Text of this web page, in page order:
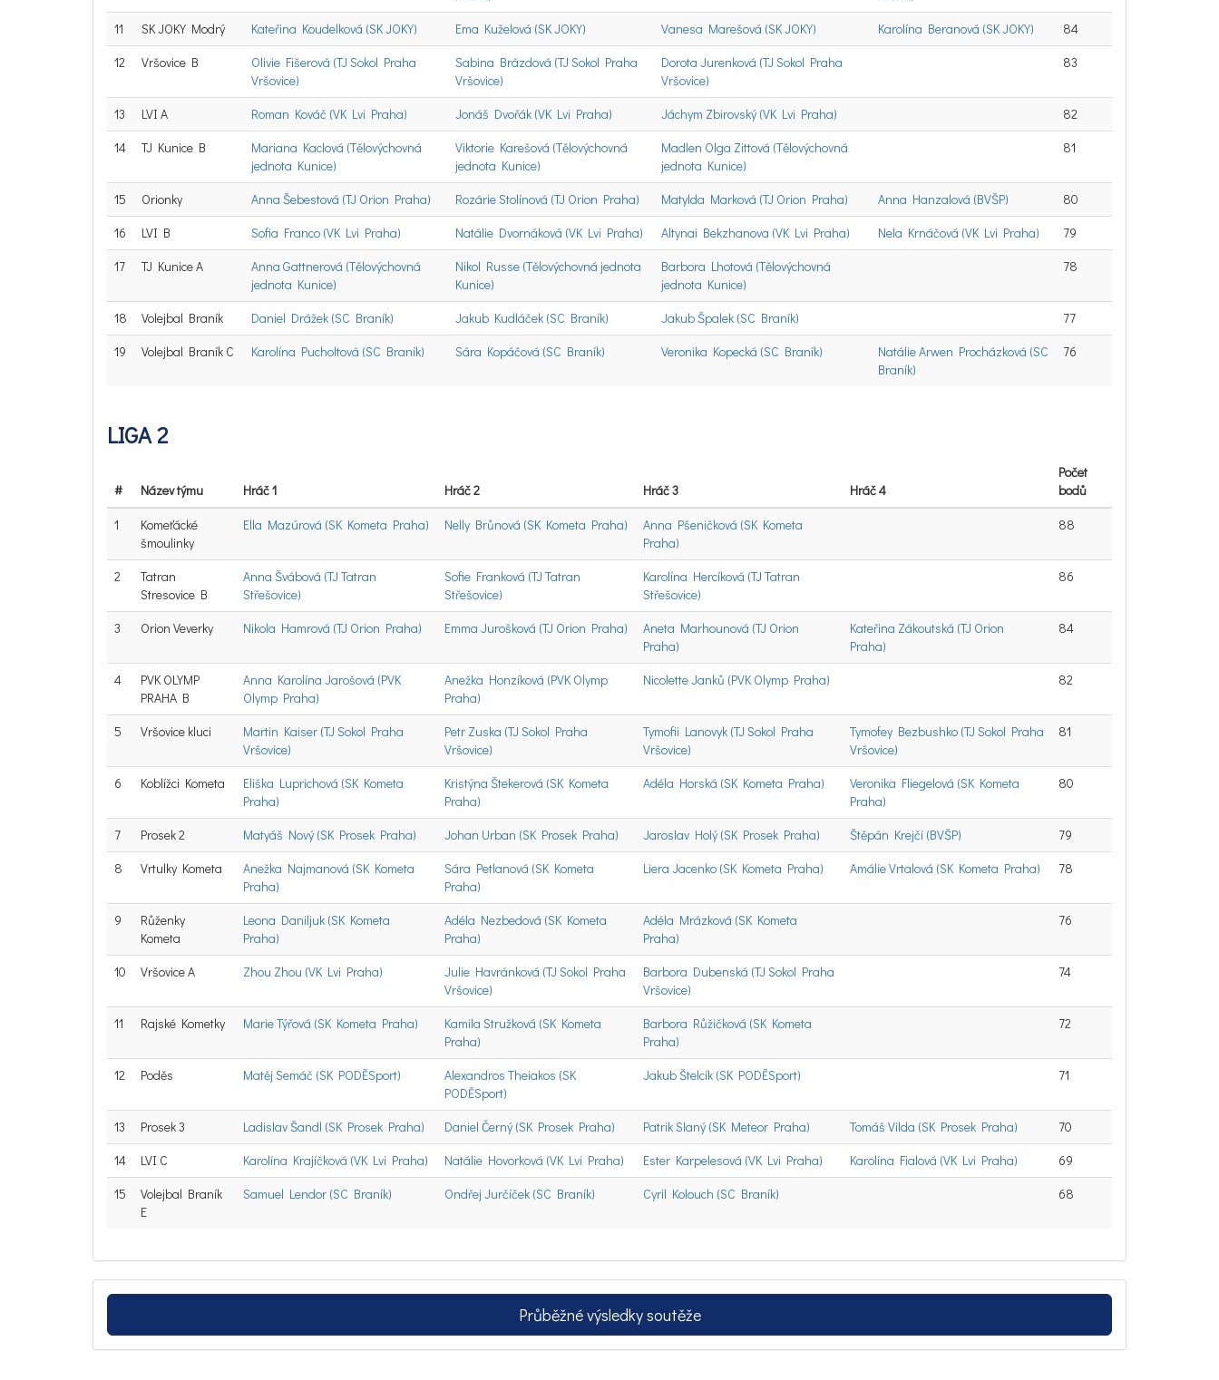
11 SK JOKY Modrý Kateřina Koudelková (SK JOKY) Ema Kuželová (SK JOKY) Vanesa Marešová (SK JOKY) Karolína Beranová (SK JOKY)
84
12
Vršovice B
Olivie Fišerová (TJ Sokol Praha
Vršovice)
Sabina Brázdová (TJ Sokol Praha
Vršovice)
Dorota Jurenková (TJ Sokol Praha
Vršovice)
83
13 LVI A Roman Kováč (VK Lvi Praha) Jonáš Dvořák (VK Lvi Praha) Jáchym Zbirovský (VK Lvi Praha)
82
14
TJ Kunice B
Mariana Kaclová (Tělovýchovná
jednota Kunice)
Viktorie Karešová (Tělovýchovná
jednota Kunice)
Madlen Olga Zittová (Tělovýchovná
jednota Kunice)
81
15 Orionky Anna Šebestová (TJ Orion Praha) Rozárie Stolínová (TJ Orion Praha) Matylda Marková (TJ Orion Praha) Anna Hanzalová (BVŠP)
80
16
LVI B Sofia Franco (VK Lvi Praha) Natálie Dvornáková (VK Lvi Praha) Altynai Bekzhanova (VK Lvi Praha) Nela Krnáčová (VK Lvi Praha)
79
17
TJ Kunice A
Anna Gattnerová (Tělovýchovná
jednota Kunice)
Nikol Russe (Tělovýchovná jednota
Kunice)
Barbora Lhotová (Tělovýchovná
jednota Kunice)
78
18 Volejbal Braník Daniel Drážek (SC Braník) Jakub Kudláček (SC Braník) Jakub Špalek (SC Braník)
77
19
Volejbal Braník C Karolína Pucholtová (SC Braník) Sára Kopáčová (SC Braník) Veronika Kopecká (SC Braník)
Natálie Arwen Procházková (SC
Braník)
76
LIGA 2
# Název týmu Hráč 1 Hráč 2 Hráč 3 Hráč 4
Počet
bodů
1
Komeťácké
šmoulinky
Ella Mazúrová (SK Kometa Praha) Nelly Brůnová (SK Kometa Praha)
Anna Pšeničková (SK Kometa
Praha)
88
2
Tatran
Stresovice B
Anna Švábová (TJ Tatran
Střešovice)
Sofie Franková (TJ Tatran
Střešovice)
Karolína Hercíková (TJ Tatran
Střešovice)
86
3 Orion Veverky Nikola Hamrová (TJ Orion Praha) Emma Jurošková (TJ Orion Praha)
Aneta Marhounová (TJ Orion
Praha)
Kateřina Zákoutská (TJ Orion
Praha)
84
4
PVK OLYMP
PRAHA B
Anna Karolína Jarošová (PVK
Olymp Praha)
Anežka Honzíková (PVK Olymp
Praha)
Nicolette Janků (PVK Olymp Praha) 82
5 Vršovice kluci
Martin Kaiser (TJ Sokol Praha
Vršovice)
Petr Zuska (TJ Sokol Praha
Vršovice)
Tymofii Lanovyk (TJ Sokol Praha
Vršovice)
Tymofey Bezbushko (TJ Sokol Praha
Vršovice)
81
6 Koblížci Kometa
Eliška Luprichová (SK Kometa
Praha)
Kristýna Štekerová (SK Kometa
Praha)
Adéla Horská (SK Kometa Praha)
Veronika Fliegelová (SK Kometa
Praha)
80
7 Prosek 2 Matyáš Nový (SK Prosek Praha) Johan Urban (SK Prosek Praha) Jaroslav Holý (SK Prosek Praha) Štěpán Krejčí (BVŠP)
79
8
Vrtulky Kometa
Anežka Najmanová (SK Kometa
Praha)
Sára Petlanová (SK Kometa
Praha)
Liera Jacenko (SK Kometa Praha) Amálie Vrtalová (SK Kometa Praha) 78
9
Růženky
Kometa
Leona Daniljuk (SK Kometa
Praha)
Adéla Nezbedová (SK Kometa
Praha)
Adéla Mrázková (SK Kometa
Praha)
76
10 Vršovice A Zhou Zhou (VK Lvi Praha)
Julie Havránková (TJ Sokol Praha
Vršovice)
Barbora Dubenská (TJ Sokol Praha
Vršovice)
74
11 Rajské Kometky Marie Týřová (SK Kometa Praha)
Kamila Stružková (SK Kometa
Praha)
Barbora Růžičková (SK Kometa
Praha)
72
12 Poděs Matěj Semáč (SK PODĚSport)
Alexandros Theiakos (SK
PODĚSport)
Jakub Štelcík (SK PODĚSport) 71
13 Prosek 3 Ladislav Šandl (SK Prosek Praha) Daniel Černý (SK Prosek Praha) Patrik Slaný (SK Meteor Praha) Tomáš Vilda (SK Prosek Praha)
70
14
LVI C Karolína Krajíčková (VK Lvi Praha) Natálie Hovorková (VK Lvi Praha) Ester Karpelesová (VK Lvi Praha) Karolína Fialová (VK Lvi Praha)
69
15
Volejbal Braník
E
Samuel Lendor (SC Braník) Ondřej Jurčíček (SC Braník) Cyril Kolouch (SC Braník) 68
Průběžné výsledky soutěže